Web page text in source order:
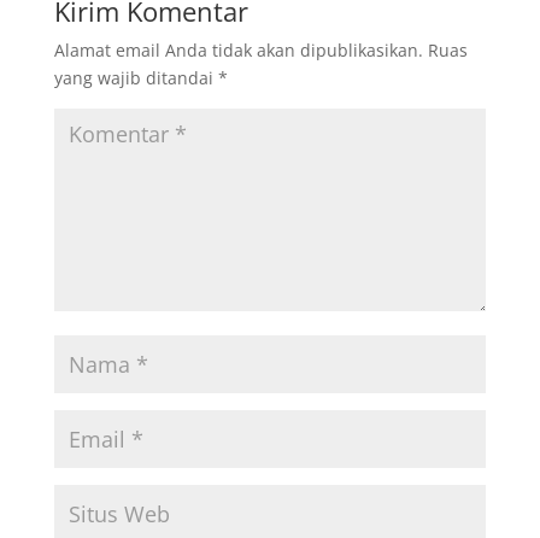
Kirim Komentar
Alamat email Anda tidak akan dipublikasikan. Ruas
yang wajib ditandai *